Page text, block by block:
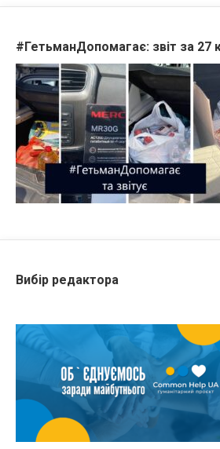
#ГетьманДопомагає: звіт за 27
Вибір редактора